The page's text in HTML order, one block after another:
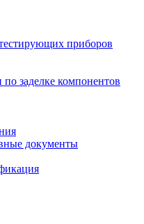
приборов
заделке компонентов
документы